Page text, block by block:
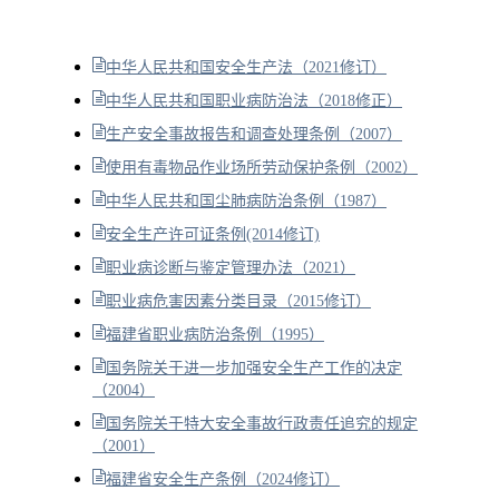
中华人民共和国安全生产法（2021修订）
中华人民共和国职业病防治法（2018修正）
生产安全事故报告和调查处理条例（2007）
使用有毒物品作业场所劳动保护条例（2002）
中华人民共和国尘肺病防治条例（1987）
安全生产许可证条例(2014修订)
职业病诊断与鉴定管理办法（2021）
职业病危害因素分类目录（2015修订）
福建省职业病防治条例（1995）
国务院关于进一步加强安全生产工作的决定
（2004）
国务院关于特大安全事故行政责任追究的规定
（2001）
福建省安全生产条例（2024修订）